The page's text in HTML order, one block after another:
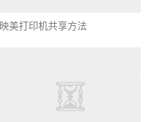
映美打印机共享方法